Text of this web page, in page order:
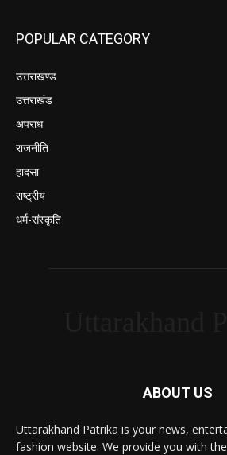
POPULAR CATEGORY
उत्तराखण्ड
उत्तराखंड
अपराध
राजनीति
हादसा
राष्ट्रीय
धर्म-संस्कृति
ABOUT US
Uttarakhand Patrika is your news,
fashion website. We provide you with